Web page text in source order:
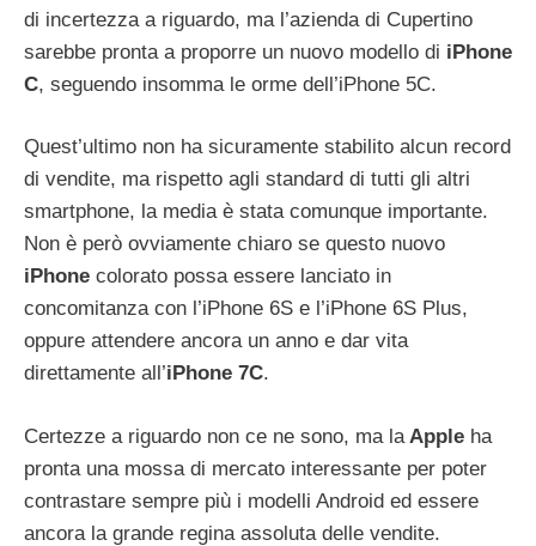
di incertezza a riguardo, ma l’azienda di Cupertino
sarebbe pronta a proporre un nuovo modello di iPhone
C, seguendo insomma le orme dell’iPhone 5C.
Quest’ultimo non ha sicuramente stabilito alcun record
di vendite, ma rispetto agli standard di tutti gli altri
smartphone, la media è stata comunque importante.
Non è però ovviamente chiaro se questo nuovo
iPhone colorato possa essere lanciato in
concomitanza con l’iPhone 6S e l’iPhone 6S Plus,
oppure attendere ancora un anno e dar vita
direttamente all’iPhone 7C.
Certezze a riguardo non ce ne sono, ma laApple ha
pronta una mossa di mercato interessante per poter
contrastare sempre più i modelli Android ed essere
ancora la grande regina assoluta delle vendite.